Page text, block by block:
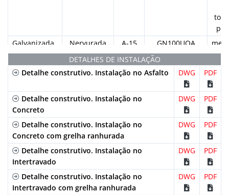
Galvanizada
Nervurada
(Normal)
A-15 GN100UOA
por
Galvanizada
(Normal)
GN100UCA
por
Galvanizada
Perfurada A-15 GP100UCA
DETALHES DE INSTALAÇÃO
Detalhe construtivo. Instalação no Asfalto
DWG PDF
Detalhe construtivo. Instalação no
Concreto
DWG PDF
Detalhe construtivo. Instalação no
Concreto com grelha ranhurada
DWG PDF
Detalhe construtivo. Instalação no
Intertravado
DWG PDF
Detalhe construtivo. Instalação no
Intertravado com grelha ranhurada
DWG PDF